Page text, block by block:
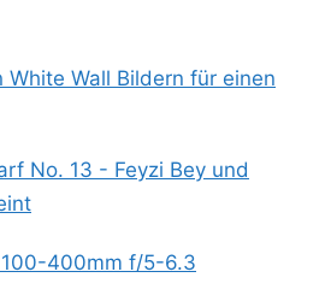
White Wall Bildern für einen
No. 13 - Feyzi Bey und
100-400mm f/5-6.3